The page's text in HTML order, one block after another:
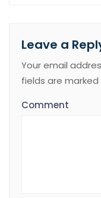
Leave a
Your email
fields are marked
Comment